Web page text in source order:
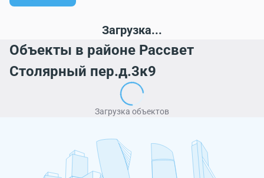
Загрузка...
Объекты в районе Рассвет
Столярный пер.д.3к9
Загрузка объектов